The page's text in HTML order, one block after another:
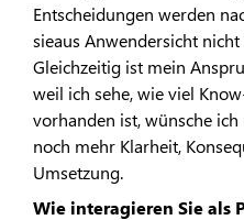
Entscheidungen werden
sieaus Anwendersicht
Gleichzeitig ist mein
weil ich sehe, wie viel
vorhanden ist, wünsche
noch mehr Klarheit,
Umsetzung.
Wie interagieren Sie als